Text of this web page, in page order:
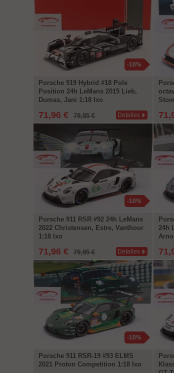
-10%
Porsche 919 Hybrid #18 Pole
Position 24h LeMans 2015 Lieb,
Dumas, Jani 1:18 Ixo
71,96 € 79,95 € Detalles
-10%
Porsche 911 RSR #92 24h LeMans
2022 Christensen, Estre, Vanthoor
1:18 Ixo
71,96 € 79,95 € Detalles
24h
-10%
Porsche 911 RSR-19 #93 ELMS
2021 Proton Competition 1:18 Ixo